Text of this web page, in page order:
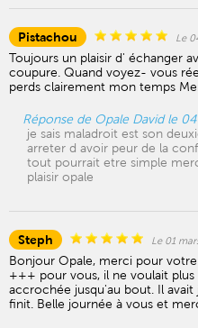
Pistachou Le
Toujours un plaisir d' échanger
coupure. Quand voyez- vous
perds clairement mon temps
Réponse de Opale David le
je sais maladroit est son
arreter d avoir peur de la
tout pourrait etre simple
plaisir opale
Steph Le 01
Bonjour Opale, merci pour
+++ pour vous, il ne voulait
accrochée jusqu'au bout. Il
finit. Belle journée à vous et